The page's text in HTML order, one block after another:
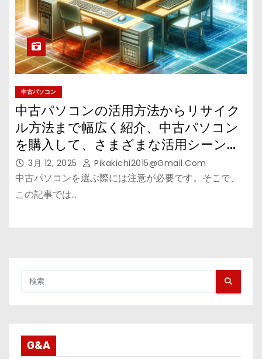
中古パソコン
中古パソコンの活用方法からリサイク
ル方法まで幅広く紹介、中古パソコン
を購入して、さまざまな活用シーンで
役立てる！
3月 12, 2025 Pikakichi2015@gmail.com
中古パソコンを選ぶ際には注意が必要です。そこで、
この記事では…
G&A